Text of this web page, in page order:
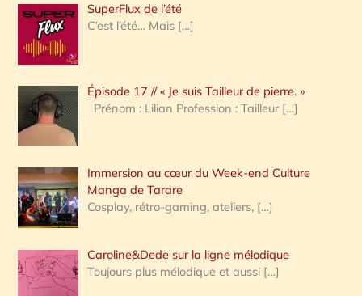
e
r
c
h
e
:
SuperFlux de l’été
C’est l’été… Mais […]
Épisode 17 // « Je suis Tailleur de pierre. »
Prénom : Lilian Profession : Tailleur […]
Immersion au cœur du Week-end Culture
Manga de Tarare
Cosplay, rétro-gaming, ateliers, […]
Caroline&Dede sur la ligne mélodique
Toujours plus mélodique et aussi […]